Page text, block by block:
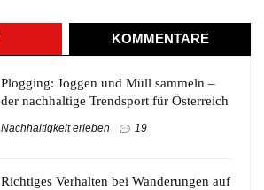
KOMMENTARE
Plogging: Joggen und Müll sammeln –
der nachhaltige Trendsport für Österreich
Nachhaltigkeit erleben 19
Richtiges Verhalten bei Wanderungen auf